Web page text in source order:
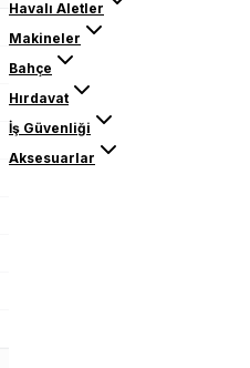
Havalı Aletler
Makineler
Bahçe
Hırdavat
İş Güvenliği
Aksesuarlar